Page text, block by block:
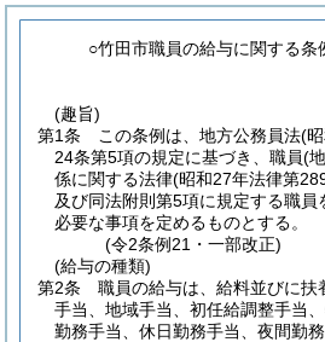
○竹田市職員の給与に関する条
(趣旨)
第1条
この条例は、地方公務員法(
24条第5項の規定に基づき、職員(
係に関する法律(昭和27年法律第
及び同法附則第5項に規定する職員
必要な事項を定めるものとする。
(令2条例21・一部改正)
(給与の種類)
第2条
職員の給与は、給料並びに
手当、地域手当、初任給調整手当
勤務手当、休日勤務手当、夜間勤